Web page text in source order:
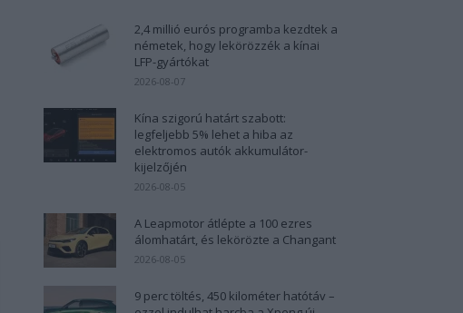
2,4 millió eurós programba kezdtek a
németek, hogy lekörözzék a kínai
LFP-gyártókat
2026-08-07
Kína szigorú határt szabott:
legfeljebb 5% lehet a hiba az
elektromos autók akkumulátor-
kijelzőjén
2026-08-05
A Leapmotor átlépte a 100 ezres
álomhatárt, és lekörözte a Changant
2026-08-05
9 perc töltés, 450 kilométer hatótáv –